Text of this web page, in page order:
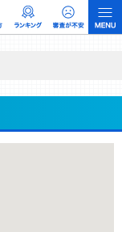
ーザーへの口コミ収集な